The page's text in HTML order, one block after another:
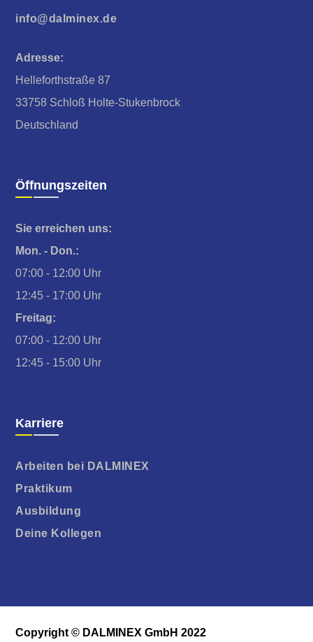
info@dalminex.de
Adresse:
Helleforthstraße 87
33758 Schloß Holte-Stukenbrock
Deutschland
Öffnungszeiten
Sie erreichen uns:
Mon. - Don.:
07:00 - 12:00 Uhr
12:45 - 17:00 Uhr
Freitag:
07:00 - 12:00 Uhr
12:45 - 15:00 Uhr
Karriere
Arbeiten bei DALMINEX
Praktikum
Ausbildung
Deine Kollegen
Copyright © DALMINEX GmbH 2022